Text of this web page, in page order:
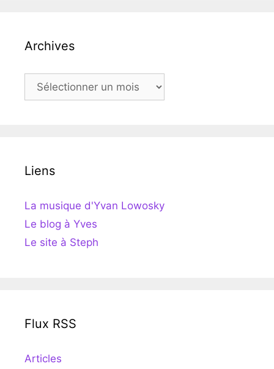
Archives
Archives
Liens
La musique d'Yvan Lowosky
Le blog à Yves
Le site à Steph
Flux RSS
Articles